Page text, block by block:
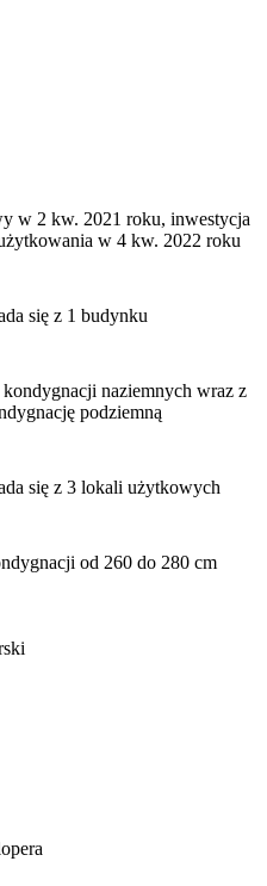
w 2 kw. 2021 roku, inwestycja
w 4 kw. 2022 roku
się z 1 budynku
naziemnych wraz z
podziemną
się z 3 lokali użytkowych
od 260 do 280 cm